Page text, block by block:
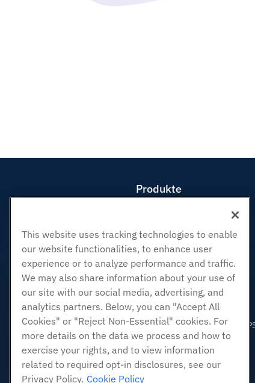
Produkte
Reseller Hosting
White Label Reseller
Verwaltete Linux. VPS
Nicht verwaltete Linux VPS
Verwaltete Fenster. VPS
Nicht verwaltetes Windows
Cloud-Server
Load Balancer
Blockspeicher
This website uses tracking technologies to enable
our website functionalities, to enhance user
experience or to analyze performance and traffic.
We may also share information about your use of
our site with our social media, advertising, and
analytics partners. Below, you can "Accept All
Cookies" or "Reject Non-Essential" cookies. For
more details on the data we process and how to
exercise your rights, and to view information
related to required opt-in disclosures, see our
Privacy Policy. Cookie Policy